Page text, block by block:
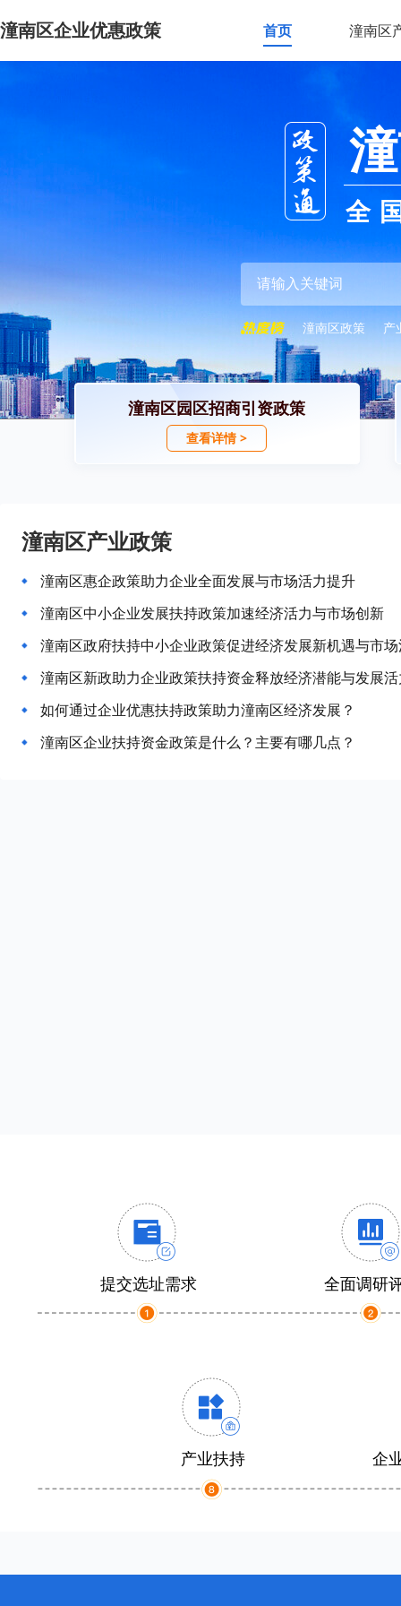
潼南区企业优惠政策 首页 潼南区
全
潼南区政策 产
潼南区园区招商引资政策
查看详情 >
潼南区产业政策
潼南区惠企政策助力企业全面发展与市场活力提升
潼南区中小企业发展扶持政策加速经济活力与市场创新
潼南区政府扶持中小企业政策促进经济发展新机遇与市
潼南区新政助力企业政策扶持资金释放经济潜能与发展
如何通过企业优惠扶持政策助力潼南区经济发展？
潼南区企业扶持资金政策是什么？主要有哪几点？
提交选址需求 全面调研
产业扶持 企